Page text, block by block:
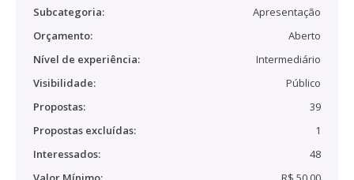
Subcategoria:
Apresentação
Orçamento:
Aberto
Nível de experiência:
Intermediário
Visibilidade:
Público
Propostas:
39
Propostas excluídas:
1
Interessados:
48